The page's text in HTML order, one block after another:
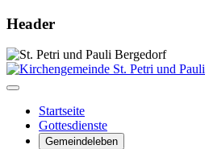
Header
Startseite
Gottesdienste
Gemeindeleben